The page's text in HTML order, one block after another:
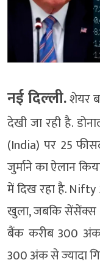
नई दिल्‍ली.शेयर
देखी जा रही है.
(India) पर 25
जुर्माने का ऐलान
में दिख रहा है.
खुला, जबकि सेंसेंक्‍स
बैंक करीब 300
300 अंक से ज्‍यादा